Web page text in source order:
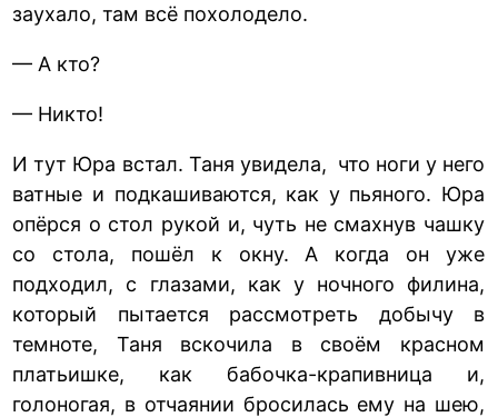
заухало, там всё похолодело.
— А кто?
— Никто!
И тут Юра встал. Таня увидела, что ноги у него
ватные и подкашиваются, как у пьяного. Юра
опёрся о стол рукой и, чуть не смахнув чашку
со стола, пошёл к окну. А когда он уже
подходил, с глазами, как у ночного филина,
который пытается рассмотреть добычу в
темноте, Таня вскочила в своём красном
платьишке, как бабочка-крапивница и,
голоногая, в отчаянии бросилась ему на шею,